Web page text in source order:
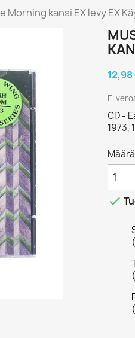
Morning kansi EX levy EX
12,98
Ei
CD -
1973,
Määrä
